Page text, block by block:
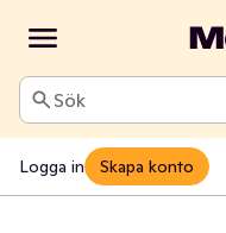
Sök
Logga in Skapa konto